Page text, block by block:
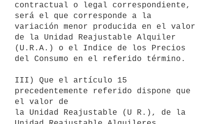
contractual o legal correspondiente,
será el que corresponde a la
variación menor producida en el valor
de la Unidad Reajustable Alquiler
(U.R.A.) o el Indice de los Precios
del Consumo en el referido término.
III) Que el artículo 15
precedentemente referido dispone que
el valor de
la Unidad Reajustable (U R.), de la